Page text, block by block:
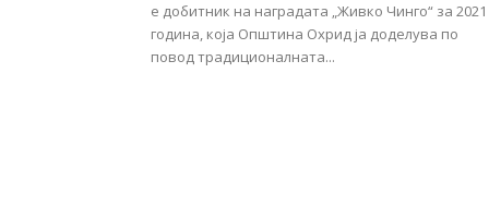
е добитник на наградата „Живко Чинго“ за 2021
година, која Општина Охрид ја доделува по
повод традиционалната...